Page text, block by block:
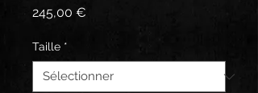
245,00 €
Taille *